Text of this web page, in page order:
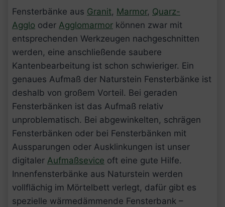
Fensterbänke aus Granit, Marmor, Quarz-
Agglo oder Agglomarmor können zwar mit
entsprechenden Werkzeugen nachgeschnitten
werden, eine anschließende saubere
Kantenbearbeitung ist schon schwieriger. Ein
genaues Aufmaß der Naturstein Fensterbänke ist
deshalb von großem Vorteil. Bei geraden
Fensterbänken ist das Aufmaß relativ
unproblematisch. Bei abgewinkelten, schrägen
Fensterbänken oder bei Fensterbänken mit
Aussparungen oder Ausklinkungen ist unser
digitaler Aufmaßsevice oft eine gute Hilfe.
Innenfensterbänke aus Naturstein werden
vollflächig im Mörtelbett verlegt, dafür gibt es
spezielle wärmedämmende Fensterbank –